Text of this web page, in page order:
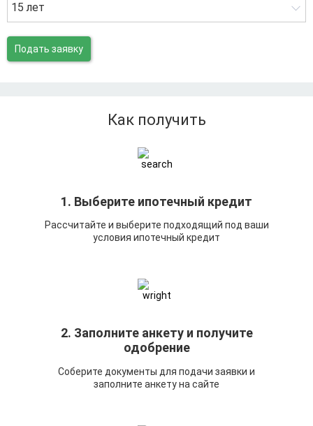
15 лет
Подать заявку
Как получить
1. Выберите ипотечный кредит
Рассчитайте и выберите подходящий под ваши
условия ипотечный кредит
2. Заполните анкету и получите
одобрение
Соберите документы для подачи заявки и
заполните анкету на сайте